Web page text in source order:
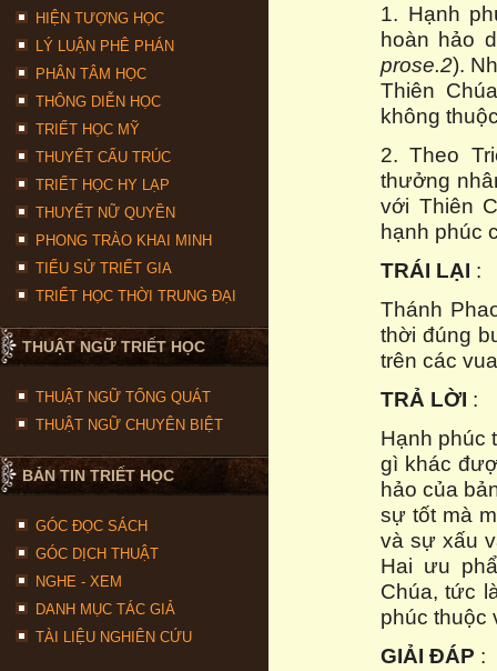
HIỆN TƯỢNG HỌC
LÝ LUẬN PHÊ PHÁN
PHÂN TÂM HỌC
THÔNG DIỄN HỌC
TRIẾT HỌC MỸ
THUYẾT CẤU TRÚC
TRIẾT HỌC HY LẠP
THUYẾT NỮ QUYỀN
PHONG TRÀO KHAI MINH
TIỂU SỬ TRIẾT GIA
TRIẾT HỌC THỜI TRUNG ĐẠI
THUẬT NGỮ TRIẾT HỌC
THUẬT NGỮ TỔNG QUÁT
THUẬT NGỮ CHUYÊN BIỆT
BẢN TIN TRIẾT HỌC
GÓC ĐỌC SÁCH
GÓC DỊCH THUẬT
NGHE - XEM
DANH MỤC TÁC GIẢ
TÀI LIỆU NGHIÊN CỨU
1. Hạnh
hoàn hảo
prose.2).
Thiên
không
2. Theo
thưởng
với Thiên
hạnh phúc
TRÁI LẠI :
Thánh
thời đúng
trên các
TRẢ LỜI :
Hạnh phúc
gì khác
hảo của
sự tốt mà
và sự xấu
Hai ưu
Chúa, tức
phúc thuộc
GIẢI ĐÁP :